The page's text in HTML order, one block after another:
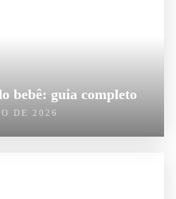
bebê: guia completo
DE 2026